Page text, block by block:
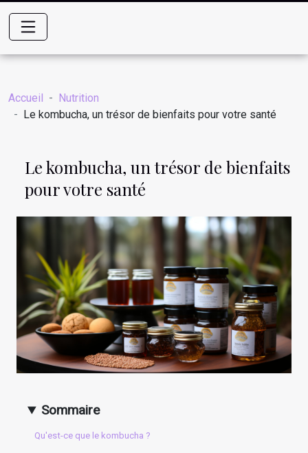
Accueil
Nutrition
Le kombucha, un trésor de bienfaits pour votre santé
Le kombucha, un trésor de bienfaits
pour votre santé
Sommaire
Qu'est-ce que le kombucha ?